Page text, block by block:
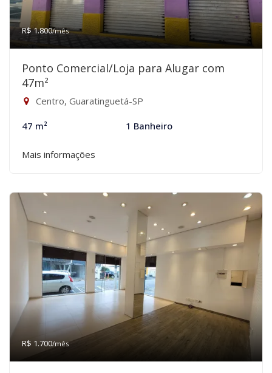
R$ 1.800/mês
Ponto Comercial/Loja para Alugar com
47m²
Centro, Guaratinguetá-SP
47 m² 1 Banheiro
Mais informações
R$ 1.700/mês